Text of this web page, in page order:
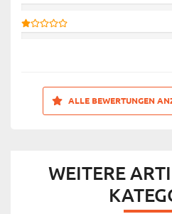
ALLE BEWERTUNGEN
WEITERE